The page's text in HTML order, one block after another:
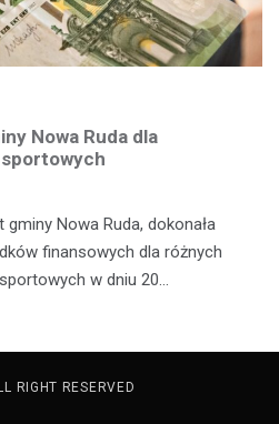
Nowa Ruda dla
Nowa Ruda, dokonała
finansowych dla różnych
w dniu 20…
RIGHT RESERVED